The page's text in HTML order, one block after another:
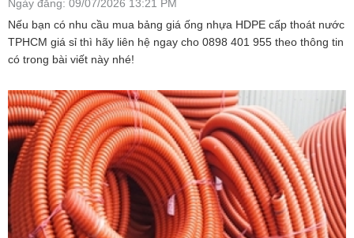
Ngày đăng: 09/07/2026 13:21 PM
Nếu bạn có nhu cầu mua bảng giá ống nhựa HDPE cấp thoát nước
TPHCM giá sỉ thì hãy liên hệ ngay cho 0898 401 955 theo thông tin
có trong bài viết này nhé!